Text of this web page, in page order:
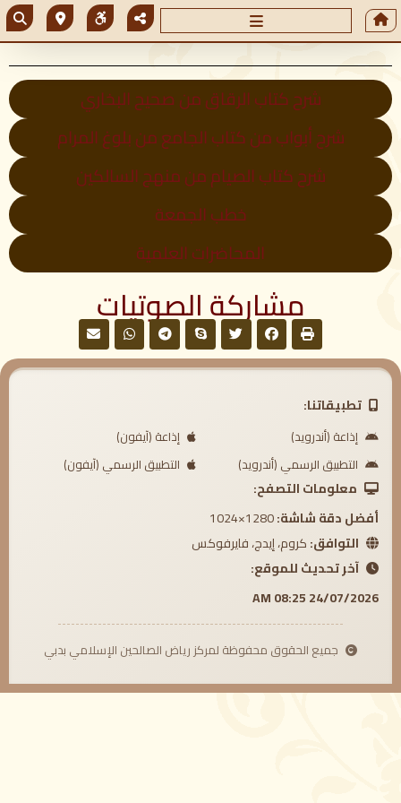
شرح كتاب الرقاق من صحيح البخاري
شرح أبواب من كتاب الجامع من بلوغ المرام
شرح كتاب الصيام من منهج السالكين
خطب الجمعة
المحاضرات العلمية
مشاركة الصوتيات
تطبيقاتنا:
إذاعة (أندرويد)
إذاعة (آيفون)
التطبيق الرسمي (أندرويد)
التطبيق الرسمي (آيفون)
معلومات التصفح:
أفضل دقة شاشة:
التوافق:كروم، إيدج، فايرفوكس
آخر تحديث للموقع:
24/07/2026 08:25 AM
جميع الحقوق محفوظة لمركز رياض الصالحين الإسلامي بدبي